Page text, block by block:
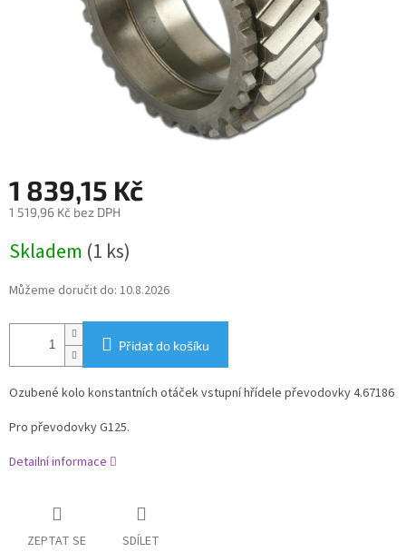
1 839,15 Kč
1 519,96 Kč bez DPH
cena:
Skladem (1 ks)
Můžeme doručit do: 10.8.2026
Přidat do košíku
Ozubené kolo konstantních otáček vstupní hřídele převodovky 4.67186
Pro převodovky G125.
Detailní informace
ZEPTAT SE SDÍLET